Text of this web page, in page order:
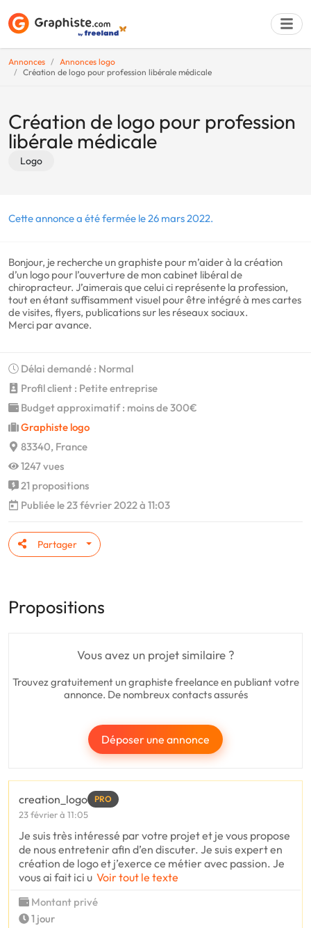
Annonces
Annonces logo
Création de logo pour profession libérale médicale
Création de logo pour profession
libérale médicale
Logo
Cette annonce a été fermée le 26 mars 2022.
Bonjour, je recherche un graphiste pour m’aider à la création
d’un logo pour l’ouverture de mon cabinet libéral de
chiropracteur. J’aimerais que celui ci représente la profession,
tout en étant suffisamment visuel pour être intégré à mes cartes
de visites, flyers, publications sur les réseaux sociaux.
Merci par avance.
Délai demandé : Normal
Profil client : Petite entreprise
Budget approximatif : moins de 300€
Graphiste logo
83340, France
1247 vues
21 propositions
Publiée le 23 février 2022 à 11:03
Partager
Propositions
Vous avez un projet similaire ?
Trouvez gratuitement un graphiste freelance en publiant votre
annonce. De nombreux contacts assurés
Déposer une annonce
creation_logo PRO
23 février à 11:05
Je suis très intéressé par votre projet et je vous propose
de nous entretenir afin d’en discuter. Je suis expert en
création de logo et j’exerce ce métier avec passion. Je
vous ai fait ici u Voir tout le texte
Montant privé
1 jour